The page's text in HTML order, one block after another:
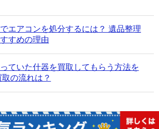
ます。
クル法とは何か
は、資源の再利用を目的に家電をメー
クルすることを定めた法律です。現
どの自治体も「ゴミ」として回収する
冷蔵庫を処分する場合は、リサイクル
収してもらう場合は、リサイクル料に
。自分で回収場所に持っていきたい場
にトラックのレンタル費用などがかか
う。平均して5,000～1万円と考えれば
遺品整理は自分でしなくていい！？ 業者を使うメリットや注意点など
業者でも冷蔵庫を処分してもらえるでし
者は行っています。詳しくは業者に問い
汚部屋の片づけも行ってもらえますか？
。
エアコンを処分するには？ 遺品整理
すめの理由
ていた什器を買取してもらう方法を
の流れは？
簡単片付け情報局 All Rights Reserved.